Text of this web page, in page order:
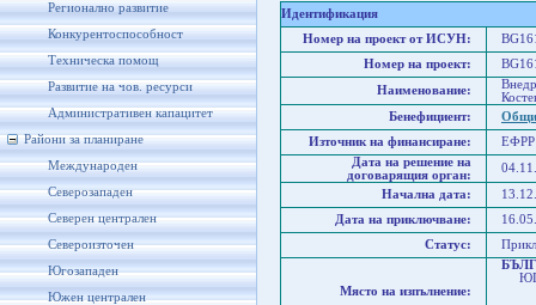
Регионално развитие
Конкурентоспособност
Техническа помощ
Развитие на чов. ресурси
Административен капацитет
Райони за планиране
Международен
Северозападен
Северен централен
Североизточен
Югозападен
Южен централен
Идентификация
Номер на проект от ИСУН:
Номер на проект:
Наименование:
Бенефициент:
Източник на финансиране:
Дата на решение на
договарящия орган:
Начална дата:
Дата на приключване:
Статус:
Място на изпълнение: